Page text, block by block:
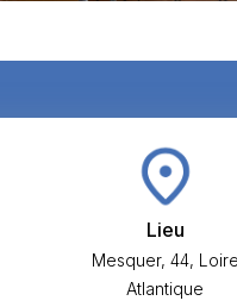
Lieu
Mesquer, 44, Loire
Atlantique